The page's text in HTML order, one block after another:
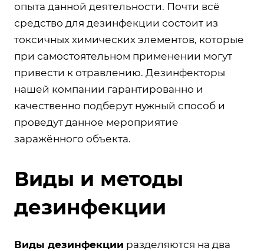
опыта данной деятельности. Почти всё
средство для дезинфекции состоит из
токсичных химических элементов, которые
при самостоятельном применении могут
привести к отравлению. Дезинфекторы
нашей компании гарантированно и
качественно подберут нужный способ и
проведут данное мероприятие
заражённого объекта.
Виды и методы
дезинфекции
Виды дезинфекции разделяются на два